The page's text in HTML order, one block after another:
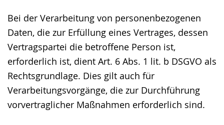
Bei der Verarbeitung von personenbezogenen
Daten, die zur Erfüllung eines Vertrages, dessen
Vertragspartei die betroffene Person ist,
erforderlich ist, dient Art. 6 Abs. 1 lit. b DSGVO als
Rechtsgrundlage. Dies gilt auch für
Verarbeitungsvorgänge, die zur Durchführung
vorvertraglicher Maßnahmen erforderlich sind.